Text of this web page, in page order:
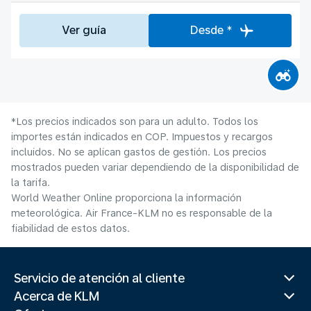
Ver guía Desde *
*Los precios indicados son para un adulto. Todos los
importes están indicados en COP. Impuestos y recargos
incluidos. No se aplican gastos de gestión. Los precios
mostrados pueden variar dependiendo de la disponibilidad de
la tarifa.
World Weather Online proporciona la información
meteorológica. Air France-KLM no es responsable de la
fiabilidad de estos datos.
Servicio de atención al cliente
Acerca de KLM